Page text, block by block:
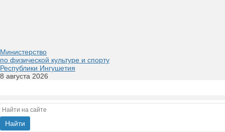
Министерство
по физической культуре и спорту
Республики Ингушетия
8 августа 2026